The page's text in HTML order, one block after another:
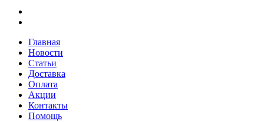
Главная
Новости
Статьи
Доставка
Оплата
Акции
Контакты
Помощь